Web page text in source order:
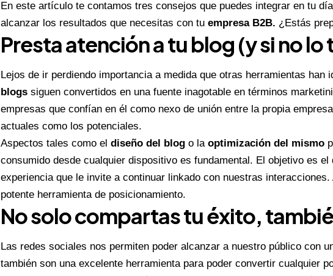
En este artículo te contamos tres consejos que puedes integrar en tu
alcanzar los resultados que necesitas con tu empresa B2B. ¿Estás
Presta atención a tu blog (y si no
Lejos de ir perdiendo importancia a medida que otras herramientas han
blogs siguen convertidos en una fuente inagotable en términos
empresas que confían en él como nexo de unión entre la propia
actuales como los potenciales.
Aspectos tales como el diseño del blog o la optimización del mismo
consumido desde cualquier dispositivo es fundamental. El objetivo es
experiencia que le invite a continuar linkado con nuestras
potente herramienta de posicionamiento.
No solo compartas tu éxito,
Las redes sociales nos permiten poder alcanzar a nuestro público con
también son una excelente herramienta para poder convertir cualquier